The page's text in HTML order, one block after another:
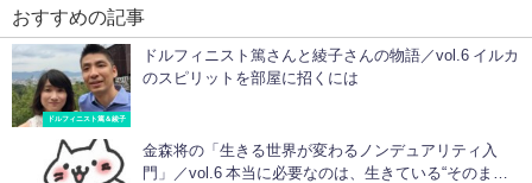
おすすめの記事
ドルフィニスト篤＆綾子
ドルフィニスト篤さんと綾子さんの物語／vol.6 イルカ
のスピリットを部屋に招くには
金森将の「生きる世界が変わるノンデュアリティ入
門」／vol.6 本当に必要なのは、生きている“そのまま